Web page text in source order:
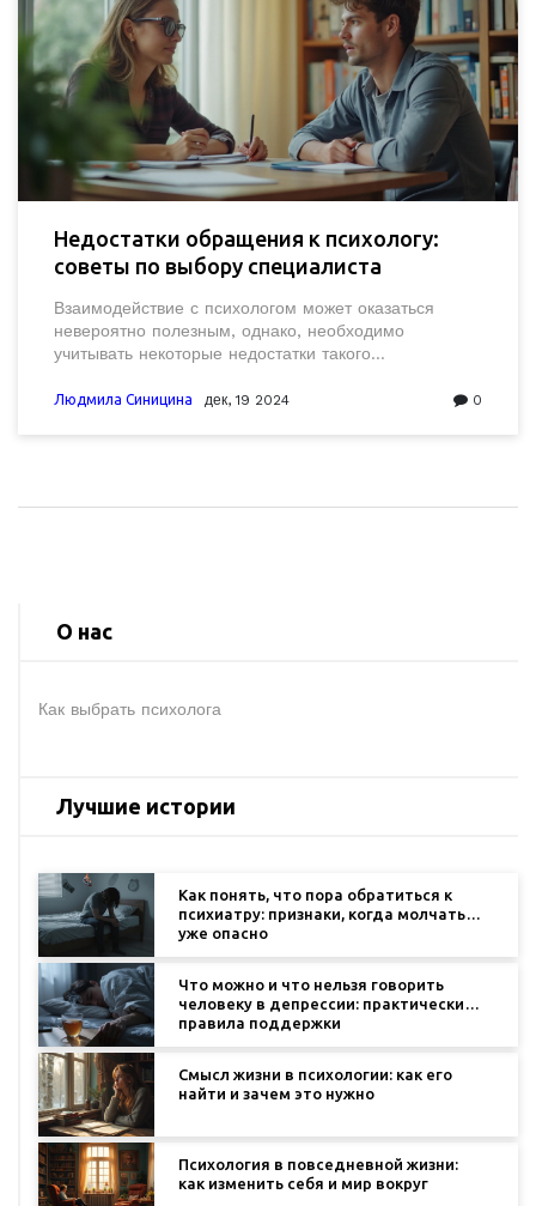
Недостатки обращения к психологу:
советы по выбору специалиста
Взаимодействие с психологом может оказаться
невероятно полезным, однако, необходимо
учитывать некоторые недостатки такого
и выбрать подходящего специалиста помогут
использовать время, проведенное на консультации.
Людмила Синицина дек, 19 2024 0
О нас
Как выбрать психолога
Лучшие истории
Как понять, что пора обратиться к
психиатру: признаки, когда молчать
уже опасно
Что можно и что нельзя говорить
человеку в депрессии: практические
правила поддержки
Смысл жизни в психологии: как его
найти и зачем это нужно
Психология в повседневной жизни:
как изменить себя и мир вокруг